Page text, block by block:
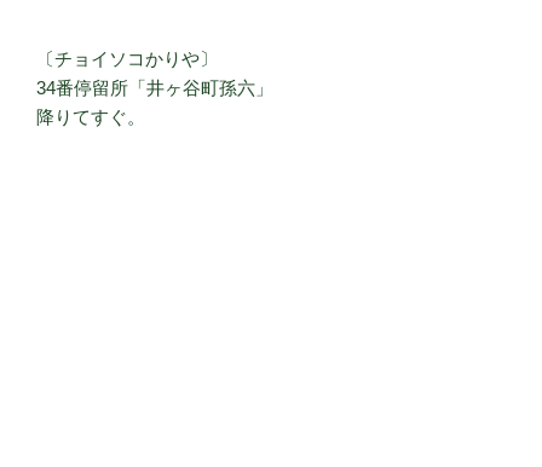
〔チョイソコかりや〕
34番停留所「井ヶ谷町孫六」
降りてすぐ。